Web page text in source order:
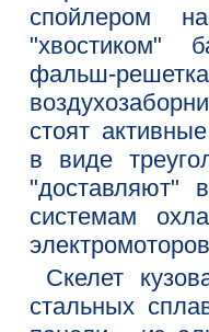
спойлером
"хвостиком"
фальш-
стоят
в виде
"доставляют"
системам
Скелет
стальных